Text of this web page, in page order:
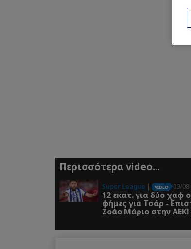
Περισσότερα video...
Super League | VIDEO 09/08
12 εκατ. για δύο χαφ
φήμες για Τσάρ -
Ζοάο Μάριο στην ΑΕΚ!